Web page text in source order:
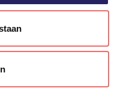
SLA’s. En
je het goed wilt
naar zaken als